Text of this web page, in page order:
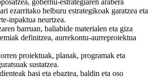
gobernu-estrategiaren arabera
ezarritako helburu estrategikoak garatzea eta
inpaktua neurtzea.
barruan, baliabide materialen eta giza
definitzea, aurrekontu-aurreproiektua
proiektuak, planak, programak eta
sustatzea.
hasi eta ebaztea, baldin eta oso